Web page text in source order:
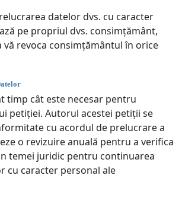
datelor dvs. cu caracter
pe propriul dvs. consimțământ,
vă revoca consimțământul în orice
timp cât este necesar pentru
petiției. Autorul acestei petiții se
cu acordul de prelucrare a
o revizuire anuală pentru a verifica
temei juridic pentru continuarea
cu caracter personal ale